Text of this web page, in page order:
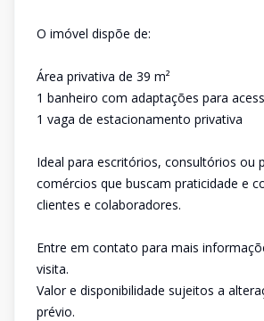
O imóvel dispõe de:
Área privativa de 39 m²
1 banheiro com adaptações para
1 vaga de estacionamento privativa
Ideal para escritórios, consultórios ou
comércios que buscam praticidade e
clientes e colaboradores.
Entre em contato para mais
visita.
Valor e disponibilidade sujeitos a
prévio.